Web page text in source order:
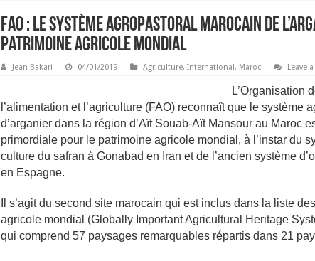
FAO : Le système agropastoral marocain de
patrimoine agricole mondial
Jean Bakari 04/01/2019 Agriculture, International, Maroc Leave
L’Organisation
l’alimentation et l’agriculture (FAO) reconnaît que l e système
d’arganier dans la région d’Aït Souab-Aït Mansour au Maroc
primordiale pour le patrimoine agricole mondial, à l’instar du
culture du safran à Gonabad en Iran etde l’ancien système
en Espagne.
s’agit du second sitemarocain qui est inclusdans la liste
agricole mondial (Globally Important Agricultural Heritage
qui comprend 57 paysages remarquables répartis dans 21